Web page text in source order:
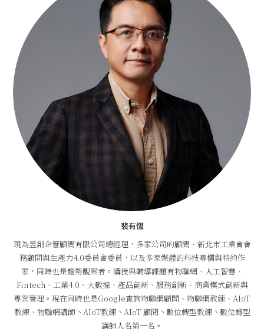
裴有恆
現為昱創企管顧問有限公司總經理，多家公司的顧問、新北市工業會會
務顧問與生產力4.0委員會委員，以及多家媒體的科技專欄與特約作
家，同時也是趨勢觀察者。講授與輔導課題有物聯網、人工智慧、
Fintech、工業4.0、大數據、產品創新、服務創新、商業模式創新與
專案管理。現在同時也是Google查詢物聯網顧問、物聯網教練、AIoT
教練、物聯網講師丶AIoT教練丶AIoT 顧問丶數位轉型教練丶數位轉型
講師人名第一名。